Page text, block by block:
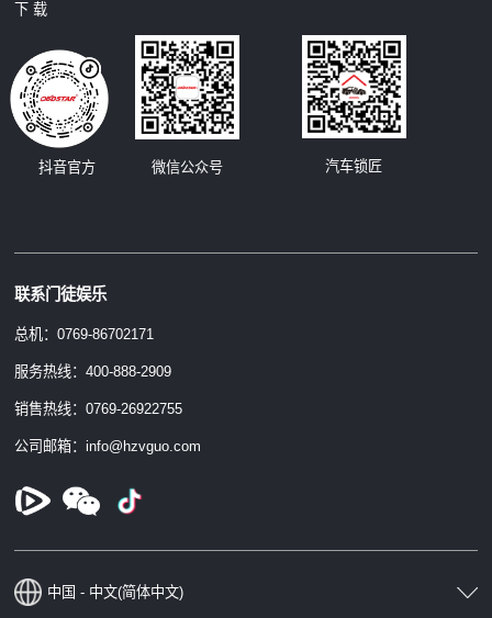
下 载
微信公众号
抖音官方 汽车锁匠
联系门徒娱乐
总机：0769-86702171
服务热线：400-888-2909
销售热线：0769-26922755
公司邮箱：info@hzvguo.com
中国 - 中文(简体中文)